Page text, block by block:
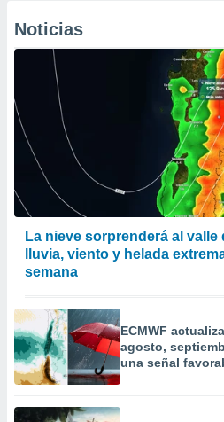
Noticias
La nieve sorprenderá al
lluvia, viento y helada
semana
ECMWF
agosto,
una señal